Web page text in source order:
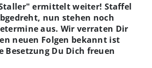
ermittelt weiter! Staffel
nun stehen noch
aus. Wir verraten Dir
neuen Folgen bekannt ist
Besetzung Du Dich freuen